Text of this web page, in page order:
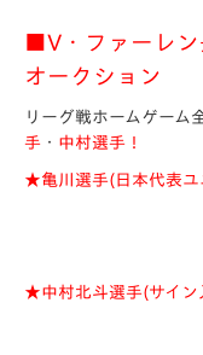
■V・ファーレ
オークション
リーグ戦ホームゲーム
手 ・ 中村選手 ！
★亀川選手(日本代表ユ
★中村北斗選手(サイン